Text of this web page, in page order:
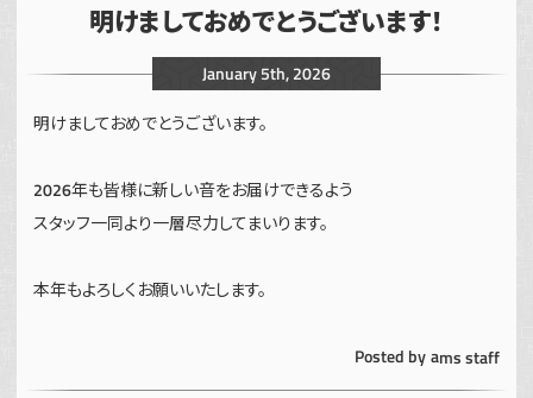
明けましておめでとうございます！
January 5th, 2026
明けましておめでとうございます。
2026年も皆様に新しい音をお届けできるよう
スタッフ一同より一層尽力してまいります。
本年もよろしくお願いいたします。
Posted byams staff